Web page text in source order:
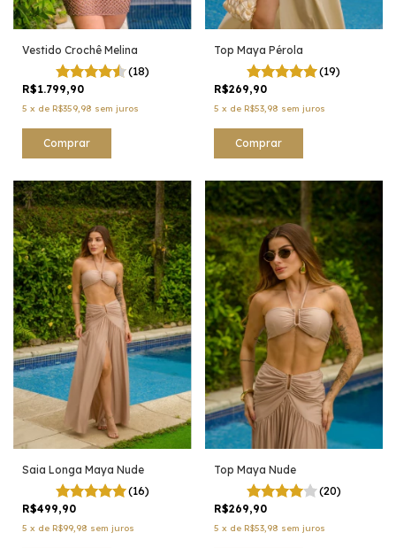
Vestido Crochê Melina
(18)
R$1.799,90
5 x de R$359,98 sem juros
Comprar
Top Maya Pérola
(19)
R$269,90
5 x de R$53,98 sem juros
Comprar
Saia Longa Maya Nude
(16)
R$499,90
5 x de R$99,98 sem juros
Top Maya Nude
(20)
R$269,90
5 x de R$53,98 sem juros